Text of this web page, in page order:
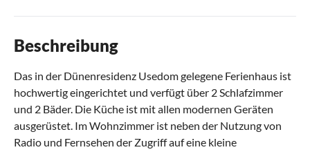
Beschreibung
Das in der Dünenresidenz Usedom gelegene Ferienhaus ist
hochwertig eingerichtet und verfügt über 2 Schlafzimmer
und 2 Bäder. Die Küche ist mit allen modernen Geräten
ausgerüstet. Im Wohnzimmer ist neben der Nutzung von
Radio und Fernsehen der Zugriff auf eine kleine